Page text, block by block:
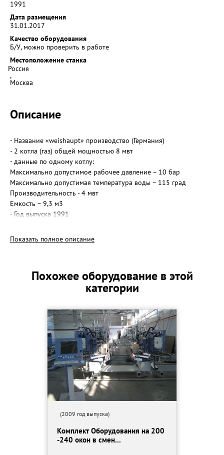
1991
Дата размещения
31.01.2017
Качество оборудования
Б/У, можно проверить в работе
Местоположение станка
Россия
,
Москва
Описание
- Название «weishaupt» производство (Германия)
- 2 котла (газ) общей мощностью 8 мвт
- данные по одному котлу:
Максимально допустимое рабочее давление – 10 бар
Максимально допустимая температура воды – 115 град
Производительность - 4 мвт
Емкость – 9,3 м3
- Год выпуска 1991
- Состояние очень хорошее!!! Все в рабочем состоянии и готово
к работе!!!
Показать полное описание
Похожее оборудование в этой
категории
(2009 год выпуска)
Комплект Оборудования на 200
-240 окон в смен...